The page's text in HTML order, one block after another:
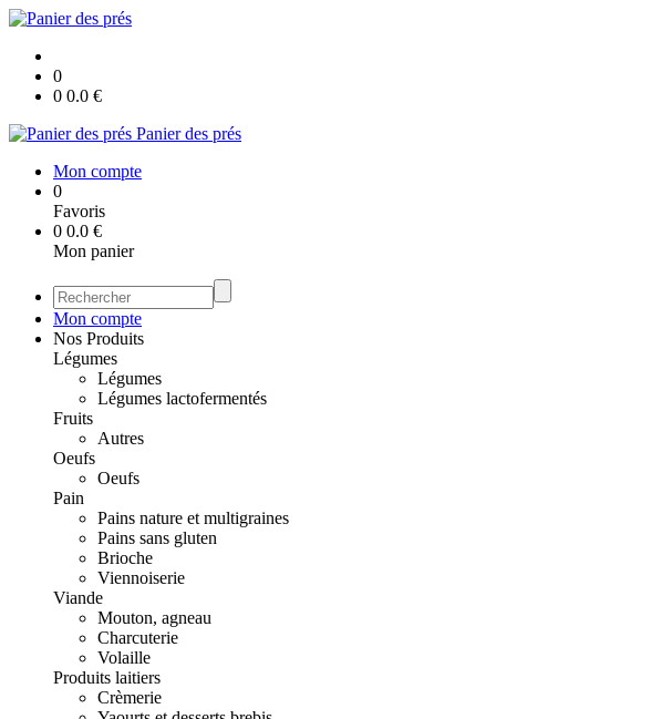
0
0 0.0 €
Panier des prés
Mon compte
0
Favoris
0 0.0 €
Mon panier
Mon compte
Nos Produits
Légumes
Légumes
Légumes lactofermentés
Fruits
Autres
Oeufs
Oeufs
Pain
Pains nature et multigraines
Pains sans gluten
Brioche
Viennoiserie
Viande
Mouton, agneau
Charcuterie
Volaille
Produits laitiers
Crèmerie